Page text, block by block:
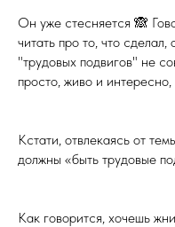
Он уже стесняется 🙈
читать про то, что
"трудовых подвигов" не
просто, живо и
Кстати, отвлекаясь от
должны «быть трудовые
Как говорится, хочешь